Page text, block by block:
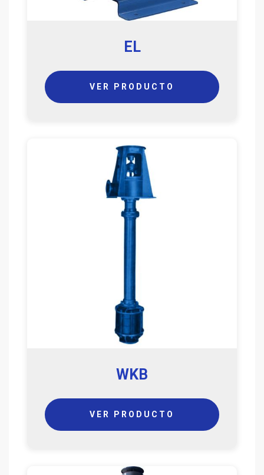
EL
VER PRODUCTO
WKB
VER PRODUCTO